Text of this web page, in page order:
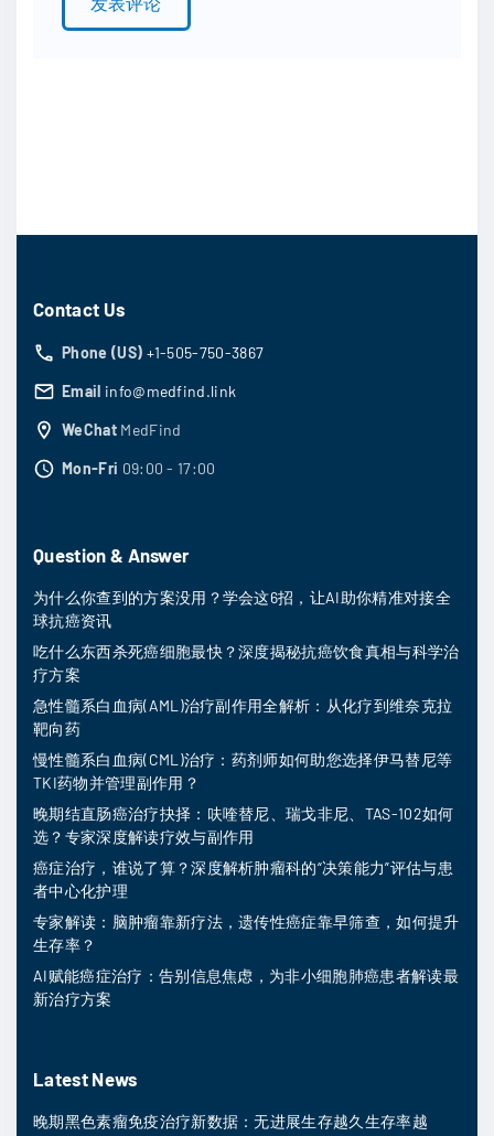
Contact Us
Phone (US) +1-505-750-3867
Email info@medfind.link
WeChat MedFind
Mon-Fri 09:00 - 17:00
Question & Answer
为什么你查到的方案没用？学会这6招，让AI助你精准对接全
球抗癌资讯
吃什么东西杀死癌细胞最快？深度揭秘抗癌饮食真相与科学治
疗方案
急性髓系白血病(AML)治疗副作用全解析：从化疗到维奈克拉
靶向药
慢性髓系白血病(CML)治疗：药剂师如何助您选择伊马替尼等
TKI药物并管理副作用？
晚期结直肠癌治疗抉择：呋喹替尼、瑞戈非尼、TAS-102如何
选？专家深度解读疗效与副作用
癌症治疗，谁说了算？深度解析肿瘤科的“决策能力”评估与患
者中心化护理
专家解读：脑肿瘤靠新疗法，遗传性癌症靠早筛查，如何提升
生存率？
AI赋能癌症治疗：告别信息焦虑，为非小细胞肺癌患者解读最
新治疗方案
Latest News
晚期黑色素瘤免疫治疗新数据：无进展生存越久生存率越